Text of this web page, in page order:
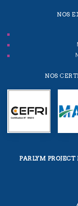
NOS
NOS
PARLYM